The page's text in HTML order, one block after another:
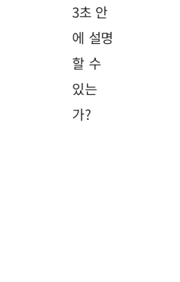
3초 안
에 설명
할 수
있는
가?